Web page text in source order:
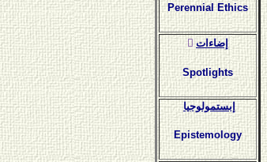
Perennial Ethics
ٍإضاءات
Spotlights
إبستمولوجيا
Epistemology